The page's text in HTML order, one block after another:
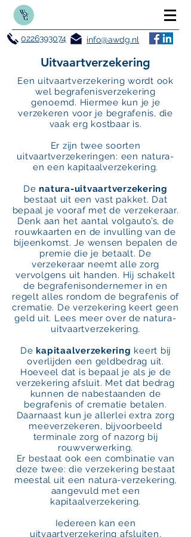
0226393074 info@awdg.nl
Uitvaartverzekering
Een uitvaartverzekering wordt ook
wel begrafenisverzekering
genoemd. Hiermee kun je je
verzekeren voor je begrafenis, die
vaak erg kostbaar is.
Er zijn twee soorten
uitvaartverzekeringen: een natura-
en een kapitaalverzekering.
Denatura-uitvaartverzekering
bestaat uit een vast pakket. Dat
bepaal je vooraf met de verzekeraar.
Denk aan het aantal volgauto’s, de
rouwkaarten en de invulling van de
bijeenkomst. Je wensen bepalen de
premie die je betaalt. De
verzekeraar neemt alle zorg
vervolgens uit handen. Hij schakelt
de begrafenisondernemer in en
regelt alles rondom de begrafenis of
crematie. De verzekering keert geen
geld uit. Lees meer over de natura-
uitvaartverzekering.
Dekapitaalverzekering keert bij
overlijden een geldbedrag uit.
Hoeveel dat is bepaal je als je de
verzekering afsluit. Met dat bedrag
kunnen de nabestaanden de
begrafenis of crematie betalen.
Daarnaast kun je allerlei extra zorg
meeverzekeren, bijvoorbeeld
terminale zorg of nazorg bij
rouwverwerking.
Er bestaat ook een combinatie van
deze twee: die verzekering bestaat
meestal uit een natura-verzekering,
aangevuld met een
kapitaalverzekering.
Iedereen kan een
uitvaartverzekering afsluiten.